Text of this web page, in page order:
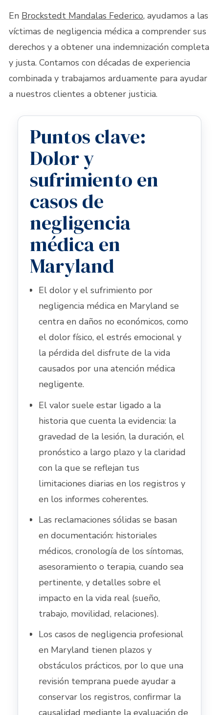
En Brockstedt Mandalas Federico, ayudamos a las
víctimas de negligencia médica a comprender sus
derechos y a obtener una indemnización completa
y justa. Contamos con décadas de experiencia
combinada y trabajamos arduamente para ayudar
a nuestros clientes a obtener justicia.
Puntos clave:
Dolor y
sufrimiento en
casos de
negligencia
médica en
Maryland
El dolor y el sufrimiento por
negligencia médica en Maryland se
centra en daños no económicos, como
el dolor físico, el estrés emocional y
la pérdida del disfrute de la vida
causados por una atención médica
negligente.
El valor suele estar ligado a la
historia que cuenta la evidencia: la
gravedad de la lesión, la duración, el
pronóstico a largo plazo y la claridad
con la que se reflejan tus
limitaciones diarias en los registros y
en los informes coherentes.
Las reclamaciones sólidas se basan
en documentación: historiales
médicos, cronología de los síntomas,
asesoramiento o terapia, cuando sea
pertinente, y detalles sobre el
impacto en la vida real (sueño,
trabajo, movilidad, relaciones).
Los casos de negligencia profesional
en Maryland tienen plazos y
obstáculos prácticos, por lo que una
revisión temprana puede ayudar a
conservar los registros, confirmar la